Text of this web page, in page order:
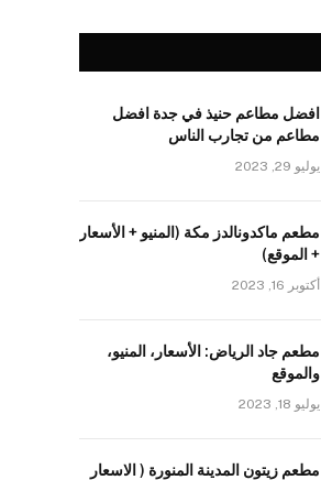
افضل مطاعم حنيذ في جدة افضل
مطاعم من تجارب الناس
يوليو 29, 2023
مطعم ماكدونالدز مكة (المنيو + الأسعار
+ الموقع)
أكتوبر 16, 2023
مطعم جاد الرياض: الأسعار، المنيو،
والموقع
يوليو 18, 2023
مطعم زيتون المدينة المنورة ( الاسعار